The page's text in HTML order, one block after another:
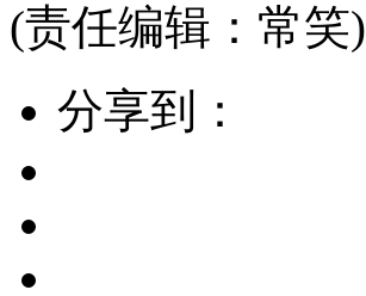
(责任编辑：常笑)
分享到：